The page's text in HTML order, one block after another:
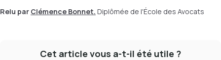
Relu par Clémence Bonnet. Diplômée de l'École des Avocats
Cet article vous a-t-il été utile ?